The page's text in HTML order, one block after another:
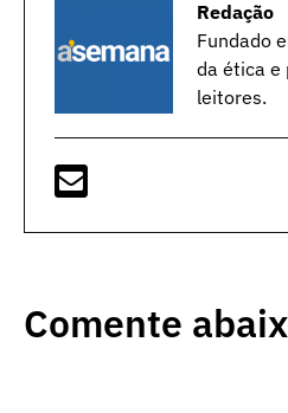
Redação
Fundado
da ética e
leitores.
Comente